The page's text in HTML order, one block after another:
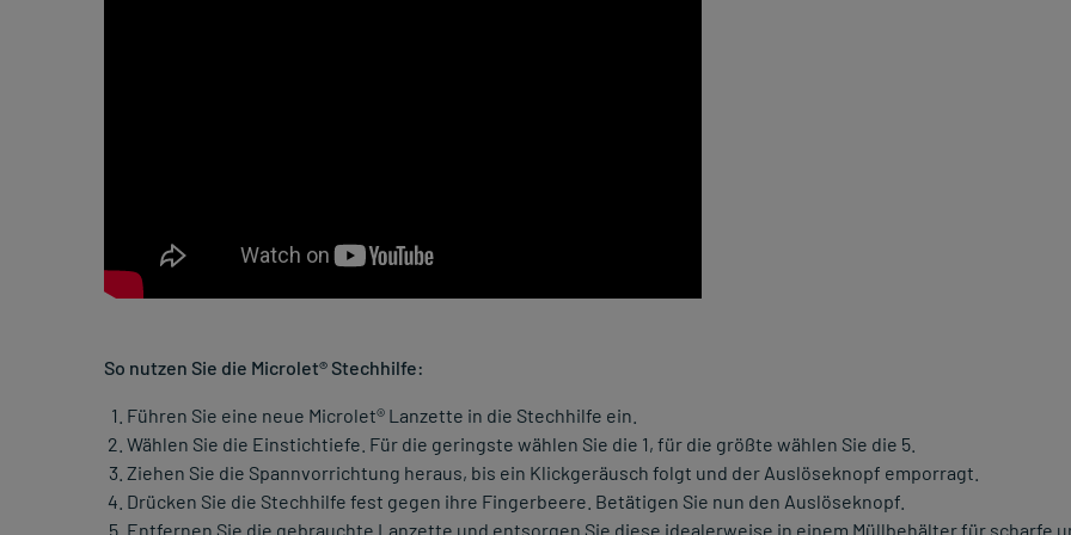
So nutzen Sie die Microlet® Stechhilfe:
Führen Sie eine neue Microlet® Lanzette in die Stechhilfe ein.
Wählen Sie die Einstichtiefe. Für die geringste wählen Sie die 1, für die größte wählen Sie die 5.
Ziehen Sie die Spannvorrichtung heraus, bis ein Klickgeräusch folgt und der Auslöseknopf emporragt.
Drücken Sie die Stechhilfe fest gegen ihre Fingerbeere. Betätigen Sie nun den Auslöseknopf.
Entfernen Sie die gebrauchte Lanzette und entsorgen Sie diese idealerweise in einem Müllbehälter für scharfe